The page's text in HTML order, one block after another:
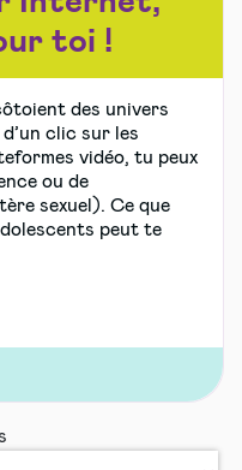
toi !
des univers
clic sur les
vidéo, tu peux
ou de
sexuel). Ce que
peut te